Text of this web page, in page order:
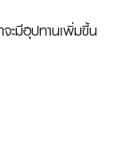
ะมีอุปทานเพิ่มขึ้น